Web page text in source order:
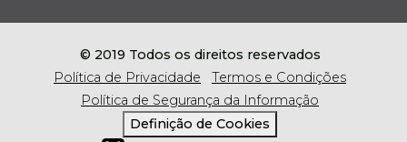
© 2019 Todos os direitos reservados
Política de Privacidade
Termos e Condições
Política de Segurança da Informação
Definição de Cookies